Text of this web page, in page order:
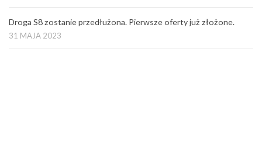
Droga S8 zostanie przedłużona. Pierwsze oferty już złożone.
31 MAJA 2023